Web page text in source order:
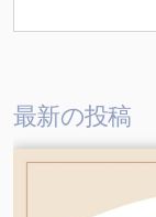
最新の投稿